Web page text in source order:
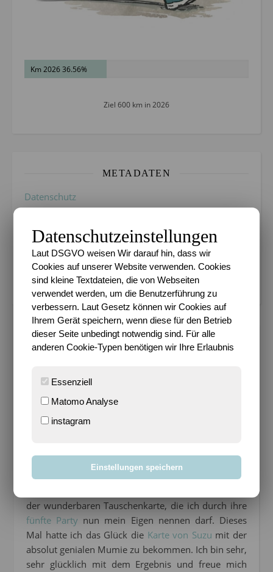
Km 2026 36.56%
Ziel 600 km in 2026
METADATEN
Datenschutz
Impressum
Bloggen mit Leidenschaft seit 14.03.2004
Cookie-Einstellungen verwalten
KaKao-Party, die 5.:
Mein Tauschobjekt
Gestern fand’ ich ihn dann übrigens auch im
der wunderbaren Tauschenkarte, die ich durch ihre
fünfte Party nun mein Eigen nennen darf. Dieses
Mal hatte ich das Glück die Karte von Suzu mit der
absolut genialen Mumie zu bekommen. Ich bin sehr,
sehr glücklich mit dem Ergebnis und freue mich
Datenschutzeinstellungen
Laut DSGVO weisen Wir darauf hin, dass wir
Cookies auf unserer Website verwenden. Cookies
sind kleine Textdateien, die von Webseiten
verwendet werden, um die Benutzerführung zu
verbessern. Laut Gesetz können wir Cookies auf
Ihrem Gerät speichern, wenn diese für den Betrieb
dieser Seite unbedingt notwendig sind. Für alle
anderen Cookie-Typen benötigen wir Ihre Erlaubnis
Essenziell
Matomo Analyse
instagram
Einstellungen speichern